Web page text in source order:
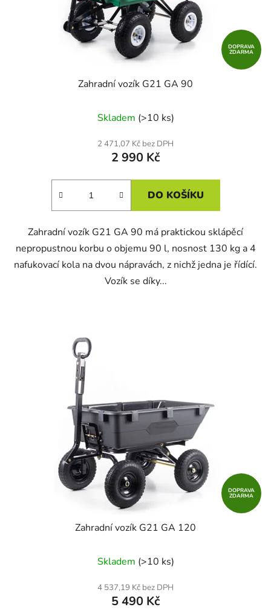
DOPRAVA
ZDARMA
Zahradní vozík G21 GA 90
Skladem (>10 ks)
2 471,07 Kč bez DPH
2 990 Kč
DO KOŠÍKU
Zahradní vozík G21 GA 90 má praktickou sklápěcí
nepropustnou korbu o objemu 90 l, nosnost 130 kg a 4
nafukovací kola na dvou nápravách, z nichž jedna je řídící.
Vozík se díky...
DOPRAVA
ZDARMA
Zahradní vozík G21 GA 120
Skladem (>10 ks)
4 537,19 Kč bez DPH
5 490 Kč